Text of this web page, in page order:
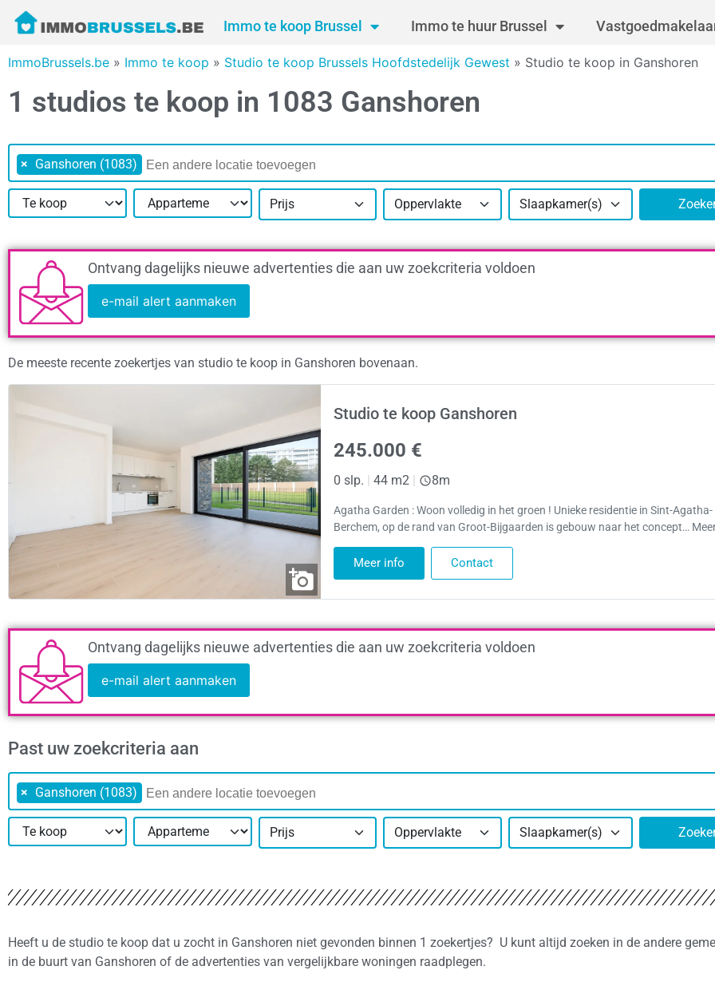
Immo te koop Brussel Immo te huur Brussel
ImmoBrussels.be » Immo te koop » Studio te koop Brussels Hoofdstedelijk Gewest » Studio te koop in Ganshoren
1 studios te koop in 1083 Ganshoren
× Ganshoren (1083)
Prijs Oppervlakte Slaapkamer(s)
Ontvang dagelijks nieuwe advertenties die aan uw zoekcriteria voldoen
e-mail alert aanmaken
De meeste recente zoekertjes van studio te koop in Ganshoren bovenaan.
Studio te koop Ganshoren
245.000 €
0 slp. 44 m2 8m
Agatha Garden : Woon volledig in het groen ! Unieke residentie in Sint-Agatha-
Berchem, op de rand van Groot-Bijgaarden is gebouw naar het concept…
Meer info Contact
Ontvang dagelijks nieuwe advertenties die aan uw zoekcriteria voldoen
e-mail alert aanmaken
Past uw zoekcriteria aan
× Ganshoren (1083)
Prijs Oppervlakte Slaapkamer(s)
Heeft u de studio te koop dat u zocht in Ganshoren niet gevonden binnen 1 zoekertjes? U kunt altijd zoeken in de andere
in de buurt van Ganshoren of de advertenties van vergelijkbare woningen raadplegen.